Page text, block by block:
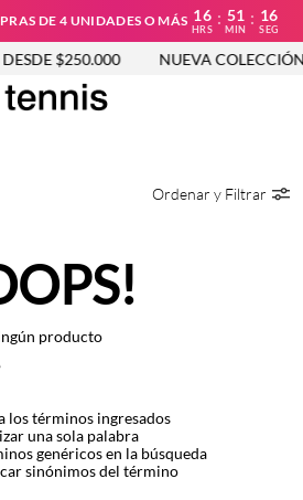
DE 4 UNIDADES O MÁS 16
HRS
: 51
MIN
: 16
SEG
$250.000 NUEVA COLECCIÓN
Ordenar y Filtrar
producto
los términos ingresados
una sola palabra
genéricos en la búsqueda
sinónimos del término